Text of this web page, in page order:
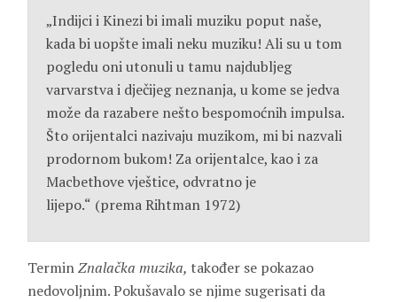
„Indijci i Kinezi bi imali muziku poput naše,
kada bi uopšte imali neku muziku! Ali su u tom
pogledu oni utonuli u tamu najdubljeg
varvarstva i dječijeg neznanja, u kome se jedva
može da razabere nešto bespomoćnih impulsa.
Što orijentalci nazivaju muzikom, mi bi nazvali
prodornom bukom! Za orijentalce, kao i za
Macbethove vještice, odvratno je
lijepo.“ (prema Rihtman 1972)
TerminZnalačka muzika, također se pokazao
nedovoljnim. Pokušavalo se njime sugerisati da